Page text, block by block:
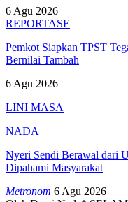
6 Agu 2026
REPORTASE
Pemkot Siapkan TPST
Bernilai Tambah
6 Agu 2026
LINI MASA
NADA
Nyeri Sendi Berawal dari
Dipahami Masyarakat
Metronom 6 Agu 2026